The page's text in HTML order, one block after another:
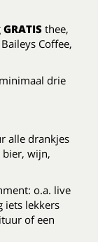
GRATIS thee,
Coffee,
drie
alle drankjes
bier, wijn,
o.a. live
iets lekkers
of een